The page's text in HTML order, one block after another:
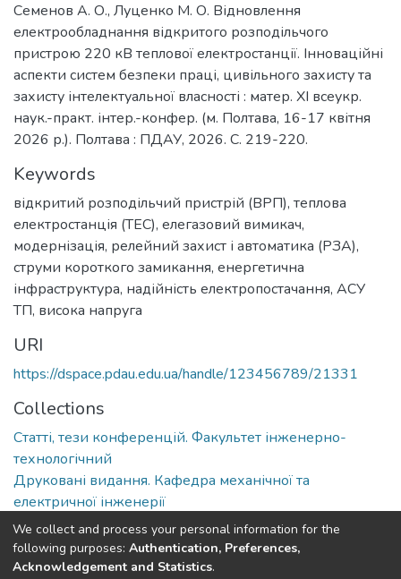
Семенов А. О., Луценко М. О. Відновлення
електрообладнання відкритого розподільчого
пристрою 220 кВ теплової електростанції. Інноваційні
аспекти систем безпеки праці, цивільного захисту та
захисту інтелектуальної власності : матер. ХI всеукр.
наук.-практ. інтер.-конфер. (м. Полтава, 16-17 квітня
2026 р.). Полтава : ПДАУ, 2026. С. 219-220.
Keywords
відкритий розподільчий пристрій (ВРП), теплова
електростанція (ТЕС), елегазовий вимикач,
модернізація, релейний захист і автоматика (РЗА),
струми короткого замикання, енергетична
інфраструктура, надійність електропостачання, АСУ
ТП, висока напруга
URI
https://dspace.pdau.edu.ua/handle/123456789/21331
Collections
Статті, тези конференцій. Факультет інженерно-
технологічний
Друковані видання. Кафедра механічної та
електричної інженерії
Full item page
We collect and process your personal information for the
following purposes: Authentication, Preferences,
Acknowledgement and Statistics.